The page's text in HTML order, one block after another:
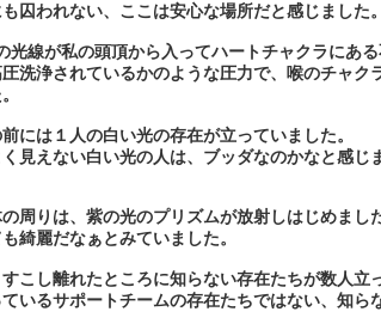
囚われない、ここは安心な場所だと感じました。
光線が私の頭頂から入ってハートチャクラにあ
洗浄されているかのような圧力で、喉のチャク
には１人の白い光の存在が立っていました。
見えない白い光の人は、ブッダなのかなと感じ
周りは、紫の光のプリズムが放射しはじめまし
綺麗だなぁとみていました。
こし離れたところに知らない存在たちが数人立
いるサポートチームの存在たちではない、知ら